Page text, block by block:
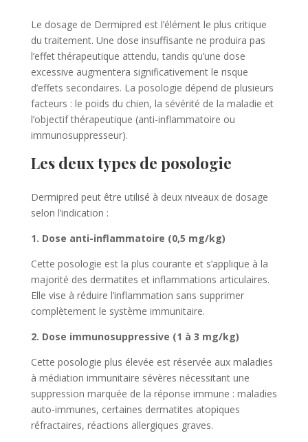
Le dosage de Dermipred est l’élément le plus critique
du traitement. Une dose insuffisante ne produira pas
l’effet thérapeutique attendu, tandis qu’une dose
excessive augmentera significativement le risque
d’effets secondaires. La posologie dépend de plusieurs
facteurs : le poids du chien, la sévérité de la maladie et
l’objectif thérapeutique (anti-inflammatoire ou
immunosuppresseur).
Les deux types de posologie
Dermipred peut être utilisé à deux niveaux de dosage
selon l’indication :
1. Dose anti-inflammatoire (0,5 mg/kg)
Cette posologie est la plus courante et s’applique à la
majorité des dermatites et inflammations articulaires.
Elle vise à réduire l’inflammation sans supprimer
complètement le système immunitaire.
2. Dose immunosuppressive (1 à 3 mg/kg)
Cette posologie plus élevée est réservée aux maladies
à médiation immunitaire sévères nécessitant une
suppression marquée de la réponse immune : maladies
auto-immunes, certaines dermatites atopiques
réfractaires, réactions allergiques graves.